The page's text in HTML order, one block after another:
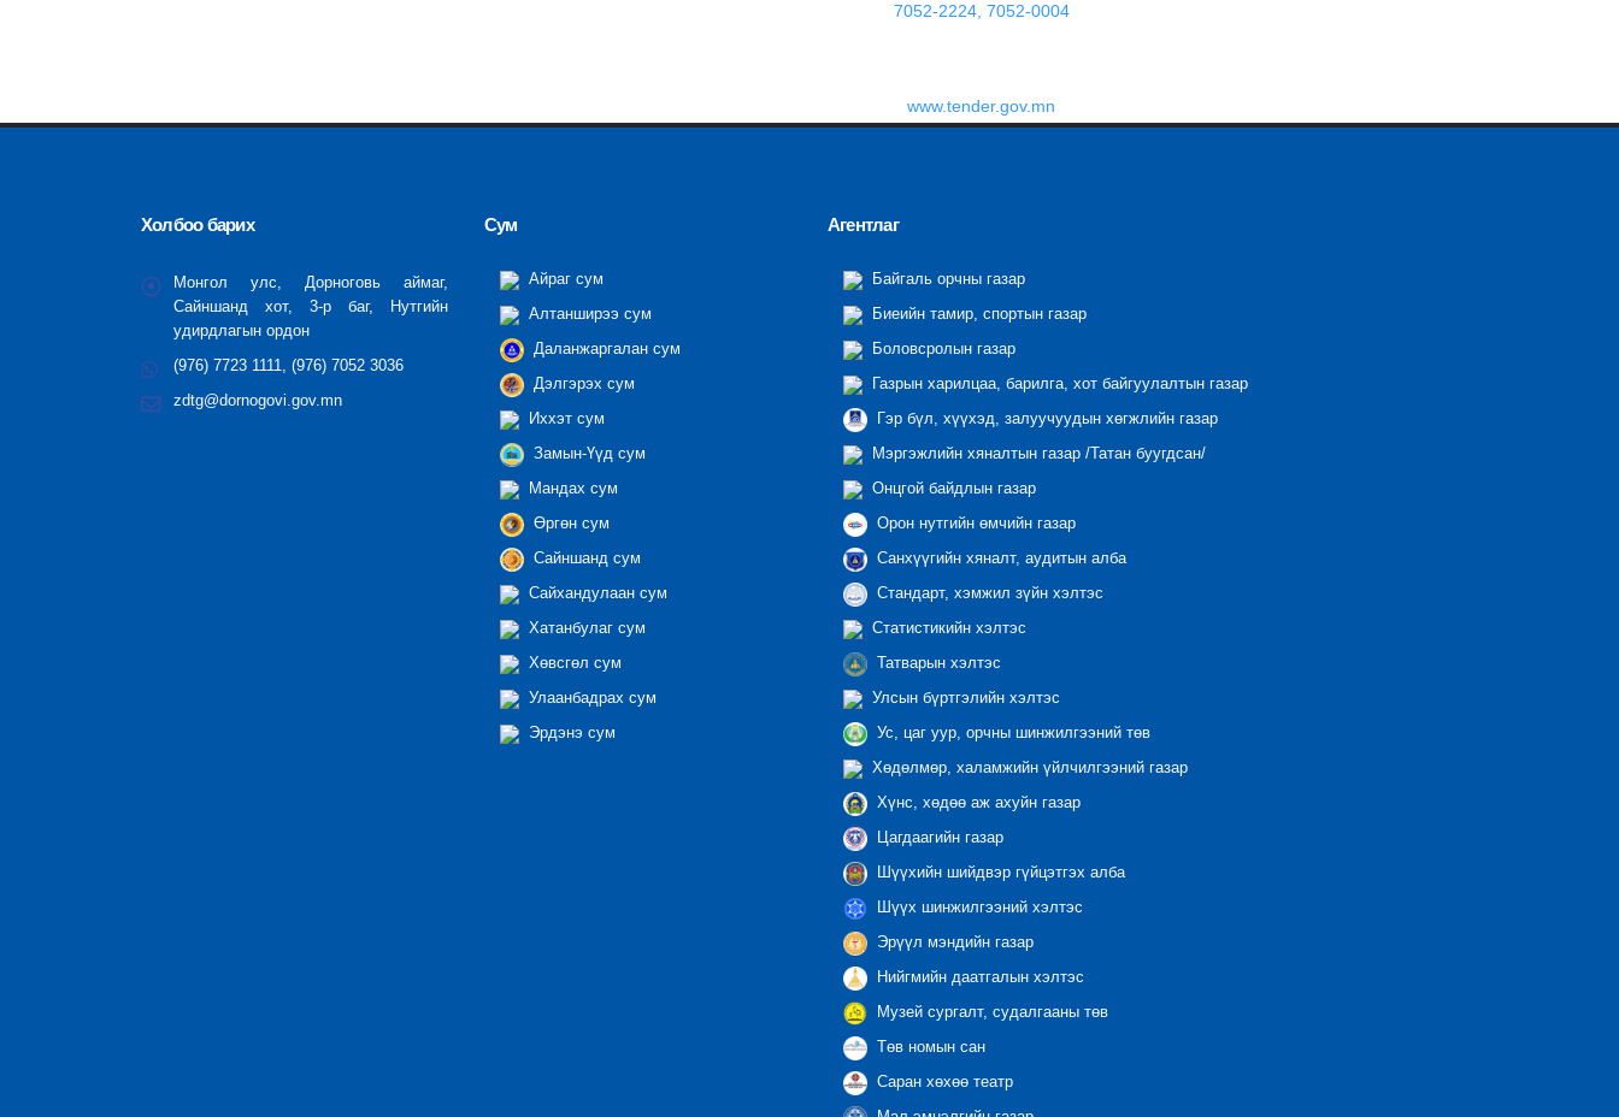
7052-2224, 7052-0004
www.tender.gov.mn
Холбоо барих
Монгол улс, Дорноговь аймаг,
Сайншанд хот, 3-р баг, Нутгийн
удирдлагын ордон
(976) 7723 1111, (976) 7052 3036
zdtg@dornogovi.gov.mn
Сум
Айраг сум
Алтанширээ сум
Даланжаргалан сум
Дэлгэрэх сум
Иххэт сум
Замын-Үүд сум
Мандах сум
Өргөн сум
Сайншанд сум
Сайхандулаан сум
Хатанбулаг сум
Хөвсгөл сум
Улаанбадрах сум
Эрдэнэ сум
Агентлаг
Байгаль орчны газар
Биеийн тамир, спортын газар
Боловсролын газар
Газрын харилцаа, барилга, хот байгуулалтын газар
Гэр бүл, хүүхэд, залуучуудын хөгжлийн газар
Мэргэжлийн хяналтын газар /Татан буугдсан/
Онцгой байдлын газар
Орон нутгийн өмчийн газар
Санхүүгийн хяналт, аудитын алба
Стандарт, хэмжил зүйн хэлтэс
Статистикийн хэлтэс
Татварын хэлтэс
Улсын бүртгэлийн хэлтэс
Ус, цаг уур, орчны шинжилгээний төв
Хөдөлмөр, халамжийн үйлчилгээний газар
Хүнс, хөдөө аж ахуйн газар
Цагдаагийн газар
Шүүхийн шийдвэр гүйцэтгэх алба
Шүүх шинжилгээний хэлтэс
Эрүүл мэндийн газар
Нийгмийн даатгалын хэлтэс
Музей сургалт, судалгааны төв
Төв номын сан
Саран хөхөө театр